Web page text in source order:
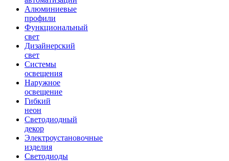
Алюминиевые
профили
Функциональный
свет
Дизайнерский
свет
Системы
освещения
Наружное
освещение
Гибкий
неон
Светодиодный
декор
Электроустановочные
изделия
Светодиоды